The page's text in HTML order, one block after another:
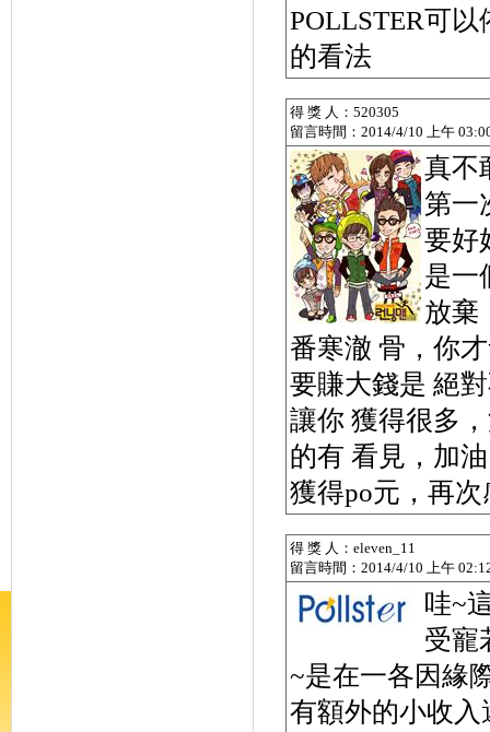
POLLSTER可
的看法
得 獎 人：520305
留言時間：2014/4/10 上午
真不
第一
要好
是一
放棄
番寒澈 骨，你
要賺大錢是 絕
讓你 獲得很多
的有 看見，加
獲得po元，再次
得 獎 人：eleven_11
留言時間：2014/4/10 上午
哇~
受寵
~是在一各因緣
有額外的小收